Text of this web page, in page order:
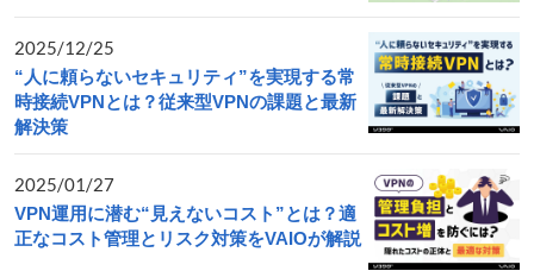
2025/12/25
“人に頼らないセキュリティ”を実現する常
時接続VPNとは？従来型VPNの課題と最新
解決策
2025/01/27
VPN運用に潜む“見えないコスト”とは？適
正なコスト管理とリスク対策をVAIOが解説